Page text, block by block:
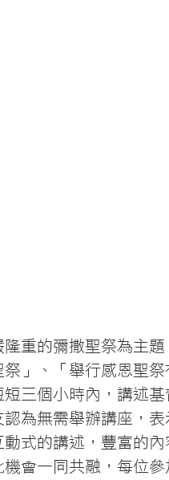
重的彌撒聖祭為主
」、「舉行感恩聖
三個小時內，講述
為無需舉辦講座，
式的講述，豐富的
會一同共融，每位